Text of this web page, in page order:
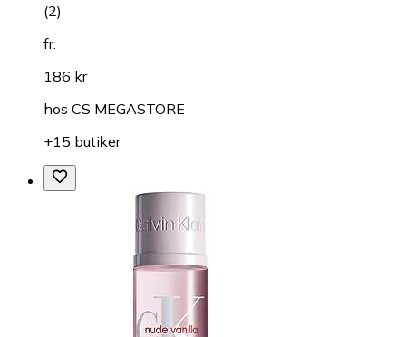
(2)
fr.
186 kr
hos CS MEGASTORE
+15 butiker